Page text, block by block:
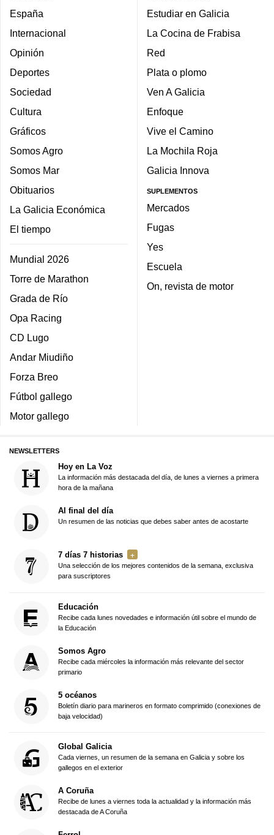
España
Internacional
Opinión
Deportes
Sociedad
Cultura
Gráficos
Somos Agro
Somos Mar
Obituarios
La Galicia Económica
El tiempo
Mundial 2026
Torre de Marathon
Grada de Río
Opa Racing
CD Lugo
Andar Miudiño
Forza Breo
Fútbol gallego
Motor gallego
Estudiar en Galicia
La Cocina de Frabisa
Red
Plata o plomo
Ven A Galicia
Enfoque
Vive el Camino
La Mochila Roja
Galicia Innova
SUPLEMENTOS
Mercados
Fugas
Yes
Escuela
On, revista de motor
NEWSLETTERS
Hoy en La Voz
La información más destacada del día, de lunes a viernes a primera
hora de la mañana
Al final del día
Un resumen de las noticias que debes saber antes de acostarte
7 días 7 historias
Una selección de los mejores contenidos de la semana, exclusiva
para suscriptores
Educación
Recibe cada lunes novedades e información útil sobre el mundo de
la Educación
Somos Agro
Recibe cada miércoles la información más relevante del sector
primario
5 océanos
Boletín diario para marineros en formato comprimido (conexiones de
baja velocidad)
Global Galicia
Cada viernes, un resumen de la semana en Galicia y sobre los
gallegos en el exterior
A Coruña
Recibe de lunes a viernes toda la actualidad y la información más
destacada de A Coruña